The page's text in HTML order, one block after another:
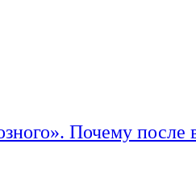
Почему